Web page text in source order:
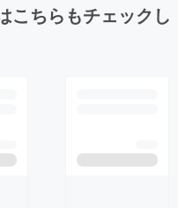
こちらもチェックし